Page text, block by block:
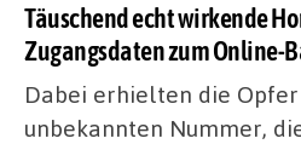
Täuschend echt wirkende
Zugangsdaten zum Online-
Dabei erhielten die Opfer
unbekannten Nummer,